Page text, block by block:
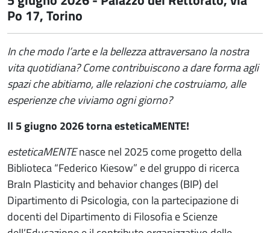
Po 17, Torino
In che modo l’arte e la bellezza attraversano la nostra
vita quotidiana? Come contribuiscono a dare forma agli
spazi che abitiamo, alle relazioni che costruiamo, alle
esperienze che viviamo ogni giorno?
Il 5 giugno 2026 torna esteticaMENTE!
esteticaMENTEnasce nel 2025 come progetto della
Biblioteca “Federico Kiesow” e del gruppo di ricerca
BraIn Plasticity and behavior changes (BIP) del
Dipartimento di Psicologia, con la partecipazione di
docenti del Dipartimento di Filosofia e Scienze